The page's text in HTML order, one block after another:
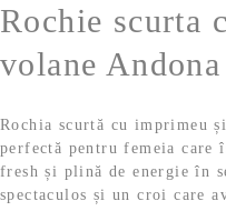
Rochie scurta
volane Andona
Rochia scurtă cu imprimeu
perfectă pentru femeia care
fresh și plină de energie în
spectaculos și un croi care